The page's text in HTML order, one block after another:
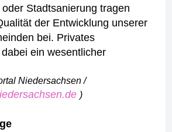
Stadtsanierung tragen
der Entwicklung unserer
bei. Privates
ein wesentlicher
Niedersachsen /
)